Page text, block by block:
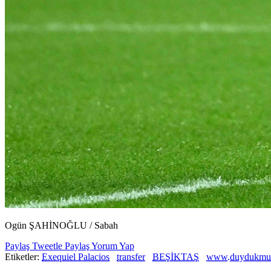
Ogün ŞAHİNOĞLU / Sabah
Paylaş Tweetle PaylaşYorum Yap
Etiketler: Exequiel Palacios transfer BEŞİKTAŞ